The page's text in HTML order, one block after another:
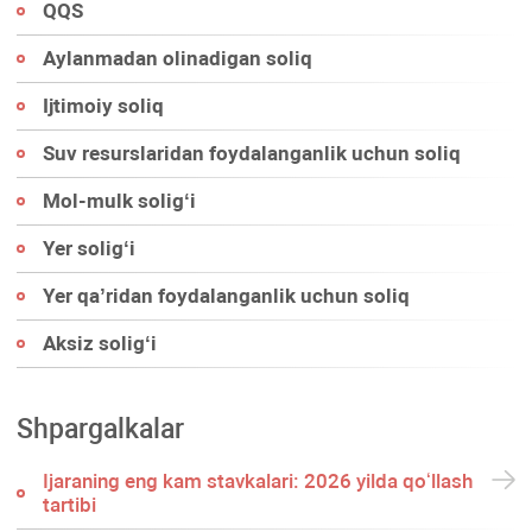
QQS
Aylanmadan olinadigan soliq
Ijtimoiy soliq
Suv resurslaridan foydalanganlik uchun soliq
Mol-mulk soligʻi
Yer soligʻi
Yer qa’ridan foydalanganlik uchun soliq
Aksiz soligʻi
Shpargalkalar
Ijaraning eng kam stavkalari: 2026 yilda qoʻllash
tartibi